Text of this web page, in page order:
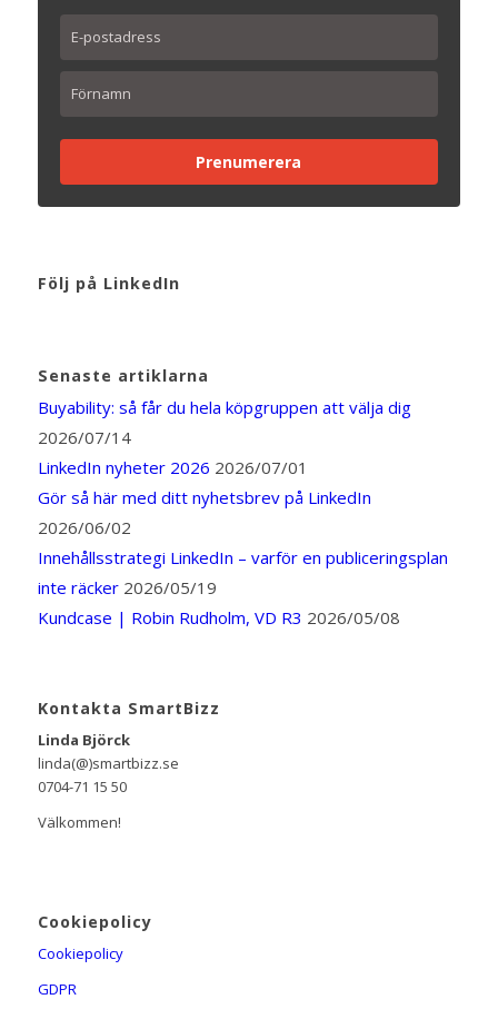
Prenumerera
Följ på LinkedIn
Senaste artiklarna
Buyability: så får du hela köpgruppen att välja dig
2026/07/14
LinkedIn nyheter 2026 2026/07/01
Gör så här med ditt nyhetsbrev på LinkedIn
2026/06/02
Innehållsstrategi LinkedIn – varför en publiceringsplan
inte räcker 2026/05/19
Kundcase | Robin Rudholm, VD R3 2026/05/08
Kontakta SmartBizz
Linda Björck
linda(@)smartbizz.se
0704-71 15 50
Välkommen!
Cookiepolicy
Cookiepolicy
GDPR